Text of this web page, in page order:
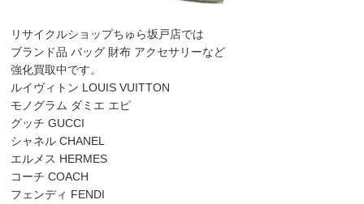
リサイクルショップちゅら坂戸店では
ブランド品 バッグ 財布 アクセサリーなど
強化買取中です。
ルイヴィトン LOUIS VUITTON
モノグラム ダミエ エピ
グッチ GUCCI
シャネル CHANEL
エルメス HERMES
コーチ COACH
フェンディ FENDI